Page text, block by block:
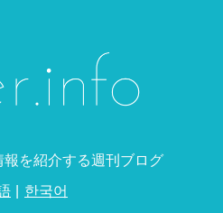
を紹介する週刊ブログ
한국어